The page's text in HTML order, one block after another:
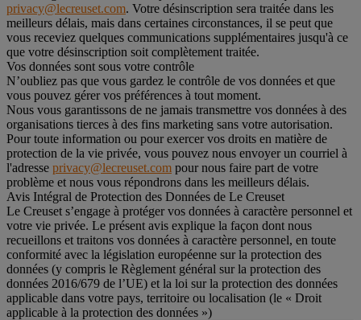
privacy@lecreuset.com. Votre désinscription sera traitée dans les
meilleurs délais, mais dans certaines circonstances, il se peut que
vous receviez quelques communications supplémentaires jusqu'à ce
que votre désinscription soit complètement traitée.
Vos données sont sous votre contrôle
N’oubliez pas que vous gardez le contrôle de vos données et que
vous pouvez gérer vos préférences à tout moment.
Nous vous garantissons de ne jamais transmettre vos données à des
organisations tierces à des fins marketing sans votre autorisation.
Pour toute information ou pour exercer vos droits en matière de
protection de la vie privée, vous pouvez nous envoyer un courriel à
l'adresse privacy@lecreuset.com pour nous faire part de votre
problème et nous vous répondrons dans les meilleurs délais.
Avis Intégral de Protection des Données de Le Creuset
Le Creuset s’engage à protéger vos données à caractère personnel et
votre vie privée. Le présent avis explique la façon dont nous
recueillons et traitons vos données à caractère personnel, en toute
conformité avec la législation européenne sur la protection des
données (y compris le Règlement général sur la protection des
données 2016/679 de l’UE) et la loi sur la protection des données
applicable dans votre pays, territoire ou localisation (le « Droit
applicable à la protection des données »)